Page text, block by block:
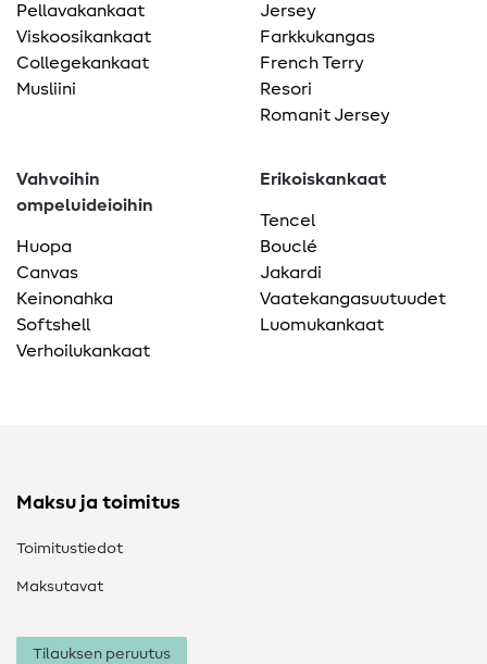
Pellavakankaat
Viskoosikankaat
Collegekankaat
Musliini
Jersey
Farkkukangas
French Terry
Resori
Romanit Jersey
Vahvoihin
ompeluideioihin
Huopa
Canvas
Keinonahka
Softshell
Verhoilukankaat
Erikoiskankaat
Tencel
Bouclé
Jakardi
Vaatekangasuutuudet
Luomukankaat
Maksu ja toimitus
Toimitustiedot
Maksutavat
Tilauksen peruutus